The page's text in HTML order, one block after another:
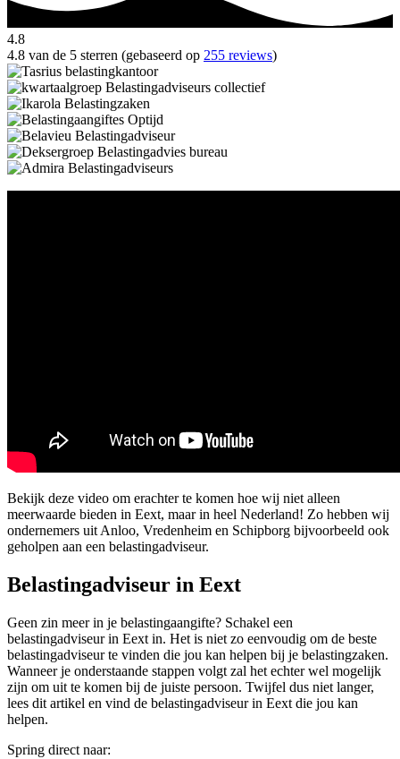
4.8
4.8 van de 5 sterren (gebaseerd op 255 reviews)
Bekijk deze video om erachter te komen hoe wij niet alleen
meerwaarde bieden in Eext, maar in heel Nederland! Zo hebben wij
ondernemers uit Anloo, Vredenheim en Schipborg bijvoorbeeld ook
geholpen aan een belastingadviseur.
Belastingadviseur in Eext
Geen zin meer in je belastingaangifte? Schakel een
belastingadviseur in Eext in. Het is niet zo eenvoudig om de beste
belastingadviseur te vinden die jou kan helpen bij je belastingzaken.
Wanneer je onderstaande stappen volgt zal het echter wel mogelijk
zijn om uit te komen bij de juiste persoon. Twijfel dus niet langer,
lees dit artikel en vind de belastingadviseur in Eext die jou kan
helpen.
Spring direct naar: